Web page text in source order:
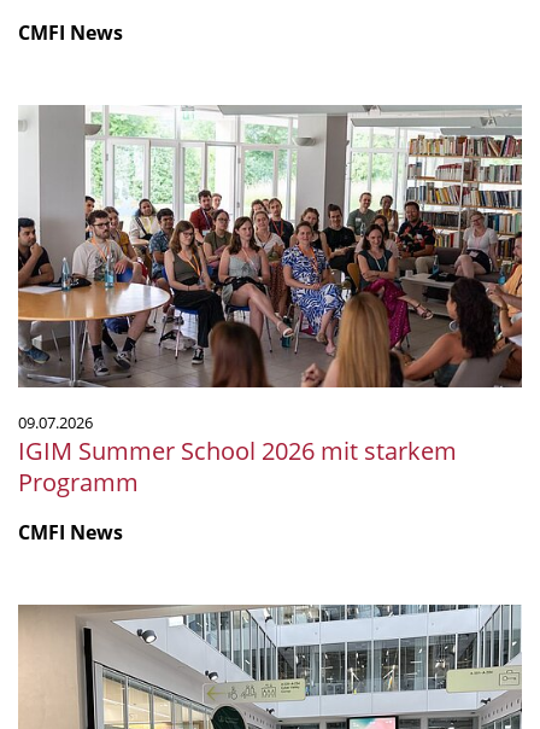
CMFI News
IGIM
Summer
mit
starkem
Programm
09.07.2026
IGIM Summer School 2026 mit starkem
Programm
CMFI News
Das
BIOML-
Symposium